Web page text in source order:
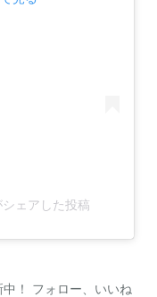
ェアした投稿
中！ フォロー、いいね